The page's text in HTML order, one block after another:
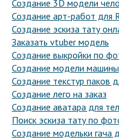
Создание 3D модели
Создание арт-работ для
Создание эскиза тату
Заказать vtuber модель
Создание выкройки по
Создание модели
Создание текстур паков
Создание лего на заказ
Создание аватара для
Поиск эскиза тату по
Создание модельки гача